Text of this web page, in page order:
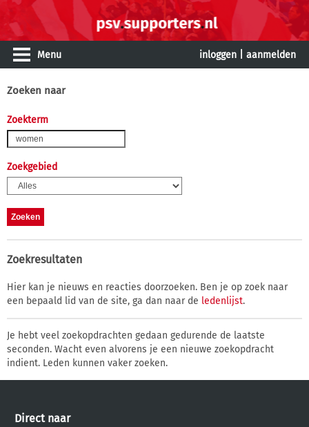
Menu inloggen aanmelden
Zoeken naar
Zoekterm
Zoekgebied
Zoekresultaten
Hier kan je nieuws en reacties doorzoeken. Ben je op zoek naar
een bepaald lid van de site, ga dan naar de ledenlijst.
Je hebt veel zoekopdrachten gedaan gedurende de laatste
seconden. Wacht even alvorens je een nieuwe zoekopdracht
indient. Leden kunnen vaker zoeken.
Direct naar